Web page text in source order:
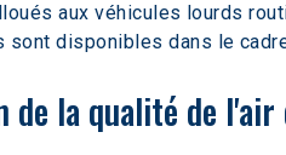
aux véhicules lourds
disponibles dans le
la qualité de l'air